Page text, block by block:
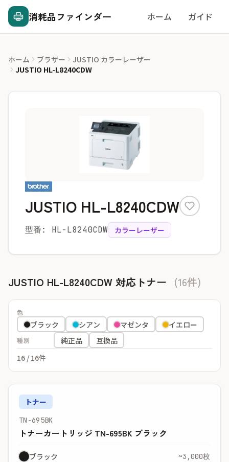
消耗品ファインダー ホーム ガイド
ホーム ブラザー
JUSTIO カラーレーザー
JUSTIO HL-L8240CDW
JUSTIO HL-L8240CDW
型番: HL-L8240CDW カラーレーザー
JUSTIO HL-L8240CDW 対応トナー (16件)
色
ブラック シアン マゼンタ イエロー
種別 純正品
互換品
16 / 16件
トナー
TN-695BK
トナーカートリッジ TN-695BK ブラック
ブラック ~3,000枚